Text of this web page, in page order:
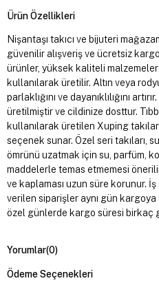
Ürün Özellikleri
Nişantaşı takıcı ve bijuteri
güvenilir alışveriş ve ücretsiz
ürünler, yüksek kaliteli
kullanılarak üretilir. Altın veya
parlaklığını ve dayanıklılığını
üretilmiştir ve cildinize dosttur.
kullanılarak üretilen Xuping
seçenek sunar. Özel seri takıları,
ömrünü uzatmak için su, parfüm,
maddelerle temas etmemesi
ve kaplaması uzun süre korunur.
verilen siparişler aynı gün
özel günlerde kargo süresi birkaç
Yorumlar(0)
Ödeme Seçenekleri